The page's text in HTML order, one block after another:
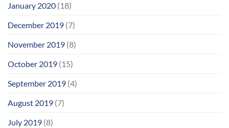
January 2020 (18)
December 2019 (7)
November 2019 (8)
October 2019 (15)
September 2019 (4)
August 2019 (7)
July 2019 (8)